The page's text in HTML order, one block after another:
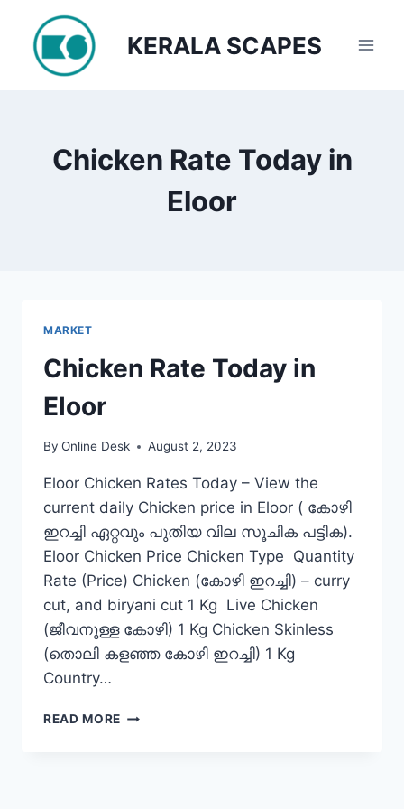
content
KERALA SCAPES
Chicken Rate Today in
Eloor
MARKET
Chicken Rate Today in
Eloor
By Online Desk August 2, 2023
Eloor Chicken Rates Today – View the
current daily Chicken price in Eloor ( കോഴി
ഇറച്ചി ഏറ്റവും പുതിയ വില സൂചിക പട്ടിക).
Eloor Chicken Price Chicken Type Quantity
Rate (Price) Chicken (കോഴി ഇറച്ചി) – curry
cut, and biryani cut 1 Kg Live Chicken
(ജീവനുള്ള കോഴി) 1 Kg Chicken Skinless
(തൊലി കളഞ്ഞ കോഴി ഇറച്ചി) 1 Kg
Country…
READ MORE CHICKEN